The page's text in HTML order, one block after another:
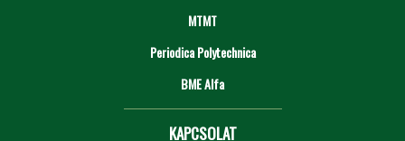
MTMT
Periodica Polytechnica
BME Alfa
KAPCSOLAT